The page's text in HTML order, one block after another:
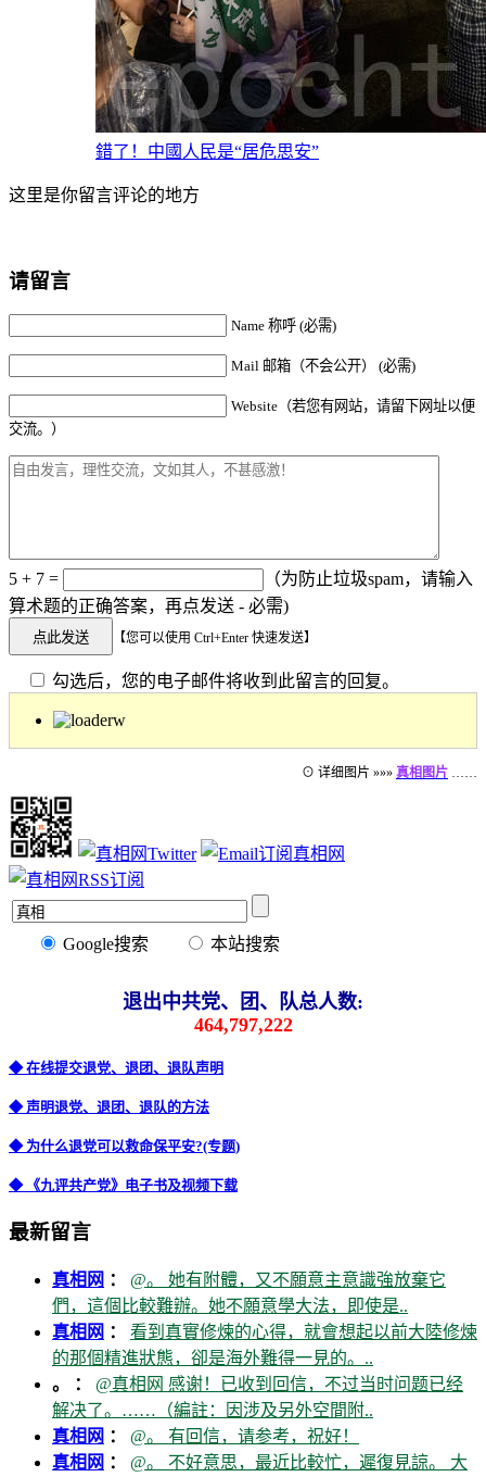
錯了！中國人民是“居危思安”
这里是你留言评论的地方
请留言
Name 称呼 (必需)
Mail 邮箱（不会公开） (必需)
Website（若您有网站，请留下网址以便
交流。）
5 + 7 =
（为防止垃圾spam，请输入
算术题的正确答案，再点发送 - 必需)
【您可以使用 Ctrl+Enter 快速发送】
勾选后，您的电子邮件将收到此留言的回复。
⊙ 详细图片 »»» 真相图片
Google搜索 本站搜索
退出中共党、团、队总人数:
464,797,222
◆ 在线提交退党、退团、退队声明
◆ 声明退党、退团、退队的方法
◆ 为什么退党可以救命保平安?(专题)
◆ 《九评共产党》电子书及视频下载
最新留言
真相网 ： @。 她有附體，又不願意主意識強放棄它
們，這個比較難辦。她不願意學大法，即使是..
真相网 ： 看到真實修煉的心得，就會想起以前大陸修煉
的那個精進狀態，卻是海外難得一見的。..
。 ： @真相网 感谢！已收到回信，不过当时问题已经
解决了。……（編註：因涉及另外空間附..
真相网 ： @。 有回信，请参考，祝好！
真相网 ： @。 不好意思，最近比較忙，遲復見諒。 大